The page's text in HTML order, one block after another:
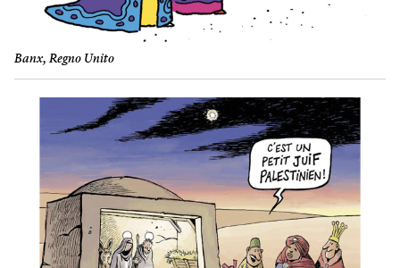
Banx, Regno Unito